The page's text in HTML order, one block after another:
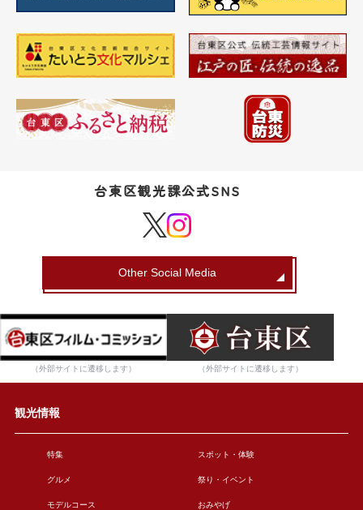
台東区観光課公式SNS
Other Social Media
（外部サイトに遷移します） （外部サイトに遷移します）
観光情報
特集 スポット・体験
グルメ 祭り・イベント
モデルコース おみやげ